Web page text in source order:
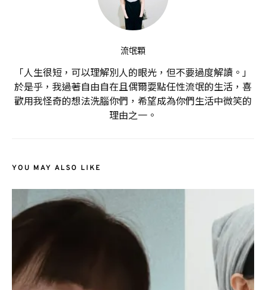
流氓顆
「人生很短，可以理解別人的眼光，但不要過度解讀。」
於是乎，我過著自由自在且偶爾耍點任性流氓的生活，喜
歡用我怪奇的想法洗腦你們，希望成為你們生活中微笑的
理由之一。
YOU MAY ALSO LIKE